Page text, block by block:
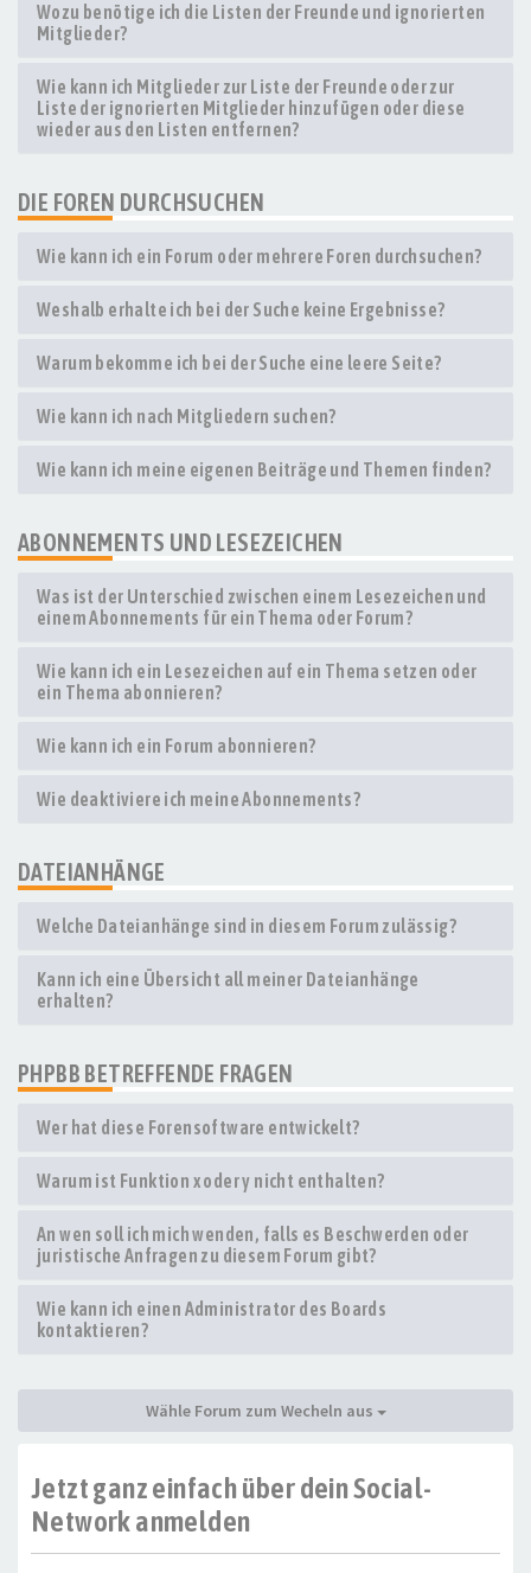
Wozu benötige ich die Listen der Freunde und ignorierten
Mitglieder?
Wie kann ich Mitglieder zur Liste der Freunde oder zur
Liste der ignorierten Mitglieder hinzufügen oder diese
wieder aus den Listen entfernen?
DIE FOREN DURCHSUCHEN
Wie kann ich ein Forum oder mehrere Foren durchsuchen?
Weshalb erhalte ich bei der Suche keine Ergebnisse?
Warum bekomme ich bei der Suche eine leere Seite?
Wie kann ich nach Mitgliedern suchen?
Wie kann ich meine eigenen Beiträge und Themen finden?
ABONNEMENTS UND LESEZEICHEN
Was ist der Unterschied zwischen einem Lesezeichen und
einem Abonnements für ein Thema oder Forum?
Wie kann ich ein Lesezeichen auf ein Thema setzen oder
ein Thema abonnieren?
Wie kann ich ein Forum abonnieren?
Wie deaktiviere ich meine Abonnements?
DATEIANHÄNGE
Welche Dateianhänge sind in diesem Forum zulässig?
Kann ich eine Übersicht all meiner Dateianhänge
erhalten?
PHPBB BETREFFENDE FRAGEN
Wer hat diese Forensoftware entwickelt?
Warum ist Funktion x oder y nicht enthalten?
An wen soll ich mich wenden, falls es Beschwerden oder
juristische Anfragen zu diesem Forum gibt?
Wie kann ich einen Administrator des Boards
kontaktieren?
Wähle Forum zum Wecheln aus
Jetzt ganz einfach über dein Social-
Network anmelden